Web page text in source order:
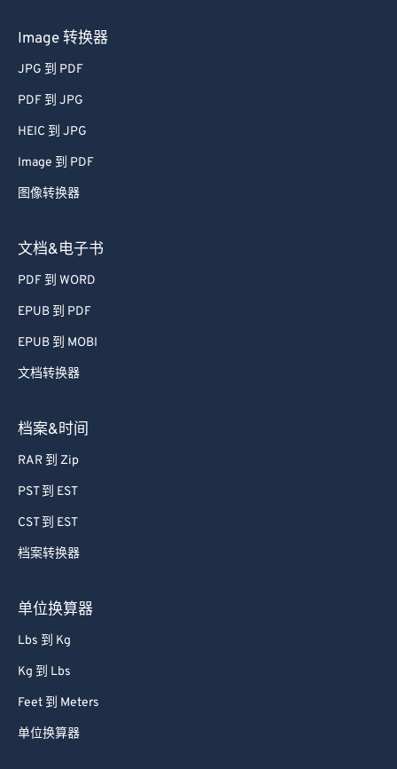
Image 转换器
JPG 到 PDF
PDF 到 JPG
HEIC 到 JPG
Image 到 PDF
图像转换器
文档&电子书
PDF 到 WORD
EPUB 到 PDF
EPUB 到 MOBI
文档转换器
档案&时间
RAR 到 Zip
PST 到 EST
CST 到 EST
档案转换器
单位换算器
Lbs 到 Kg
Kg 到 Lbs
Feet 到 Meters
单位换算器